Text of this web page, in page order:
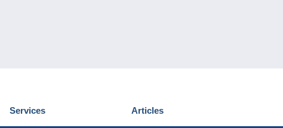
Services Articles